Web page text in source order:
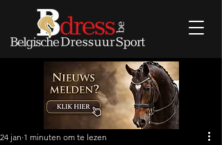
24 jan 1 minuten om te lezen